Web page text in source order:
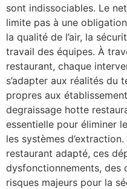
sont indissociables. Le
limite pas à une
la qualité de l’air, la
travail des équipes. À
restaurant, chaque
s’adapter aux réalités du
propres aux
degraissage hotte
essentielle pour éliminer
les systèmes
restaurant adapté, ces
dysfonctionnements, des
risques majeurs pour la